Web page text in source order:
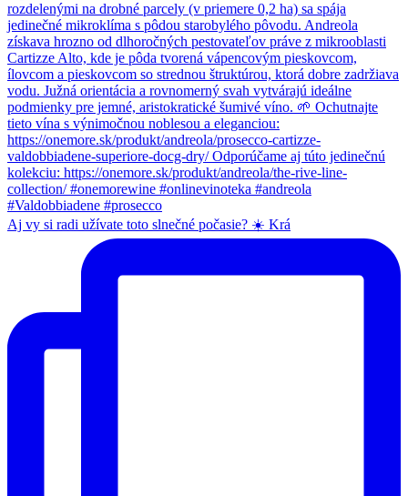
Aj vy si radi užívate toto slnečné počasie? ☀️ Krá